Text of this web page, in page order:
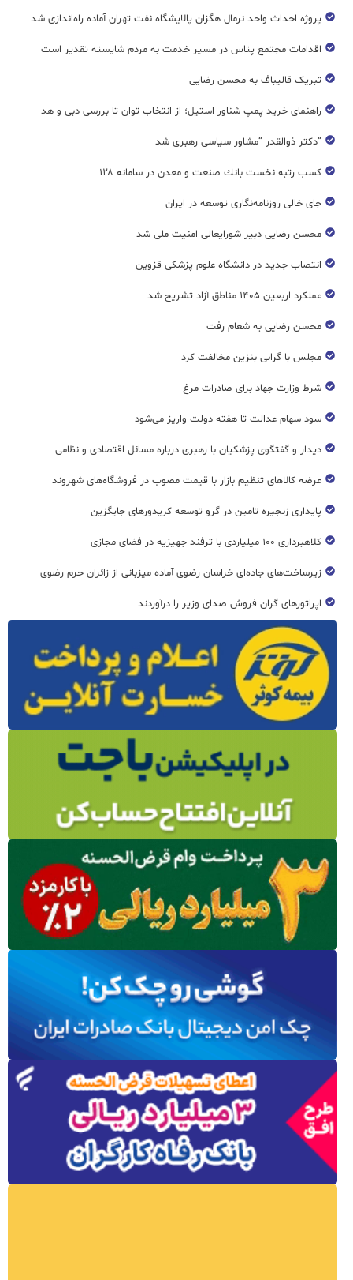
پروژه احداث واحد نرمال هگزان پالایشگاه نفت تهران آماده راه‌اندازی شد
اقدامات مجتمع پتاس در مسیر خدمت به مردم شایسته تقدیر است
تبریک قالیباف به محسن رضایی
راهنمای خرید پمپ شناور استیل؛ از انتخاب توان تا بررسی دبی و هد
“دکتر ذوالقدر “مشاور سیاسی رهبری شد
كسب رتبه نخست بانك صنعت و معدن در سامانه ۱۲۸
جای خالی روزنامه‌نگاری توسعه در ایران
محسن رضایی دبیر شورایعالی امنیت ملی شد
انتصاب جدید در دانشگاه علوم پزشکی قزوین
عملکرد اربعین ۱۴۰۵ مناطق آزاد تشریح شد
محسن رضایی به شعام رفت
مجلس با گرانی بنزین مخالفت کرد
شرط وزارت جهاد برای صادرات مرغ
سود سهام عدالت تا هفته دولت واریز می‌شود
دیدار و گفتگوی پزشکیان با رهبری درباره مسائل اقتصادی و نظامی
عرضه کالاهای تنظیم بازار با قیمت مصوب در فروشگاه‌های شهروند
پایداری زنجیره تامین در گرو توسعه کریدورهای جایگزین
کلاهبرداری ۱۰۰ میلیاردی با ترفند جهیزیه در فضای مجازی
زیرساخت‌های جاده‌ای خراسان رضوی آماده میزبانی از زائران حرم رضوی
اپراتورهای گران فروش صدای وزیر را درآوردند